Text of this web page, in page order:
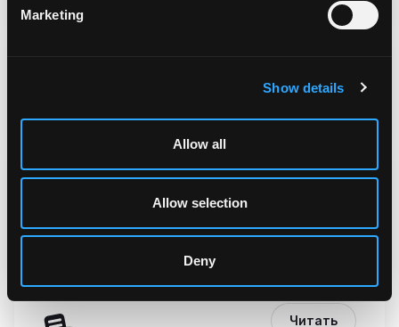
Marketing
Show details
Allow all
Allow selection
Deny
Юрисдикции, по которым ограничено
Читать